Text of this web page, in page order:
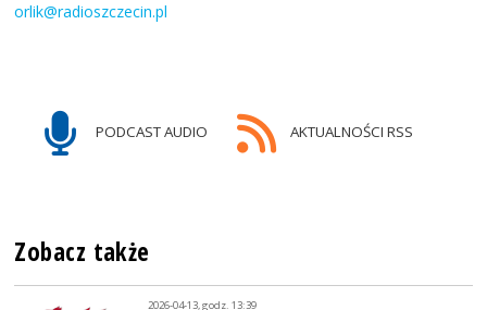
orlik@radioszczecin.pl
PODCAST AUDIO AKTUALNOŚCI RSS
Zobacz także
2026-04-13, godz. 13:39